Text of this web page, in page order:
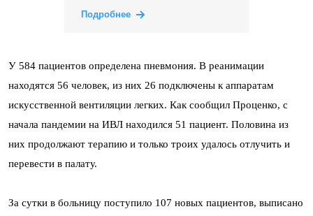
Подробнее
У 584 пациентов определена пневмония. В реанимации
находятся 56 человек, из них 26 подключены к аппаратам
искусственной вентиляции легких. Как сообщил Проценко, с
начала пандемии на ИВЛ находился 51 пациент. Половина из
них продолжают терапию и только троих удалось отлучить и
перевести в палату.
За сутки в больницу поступило 107 новых пациентов, выписано